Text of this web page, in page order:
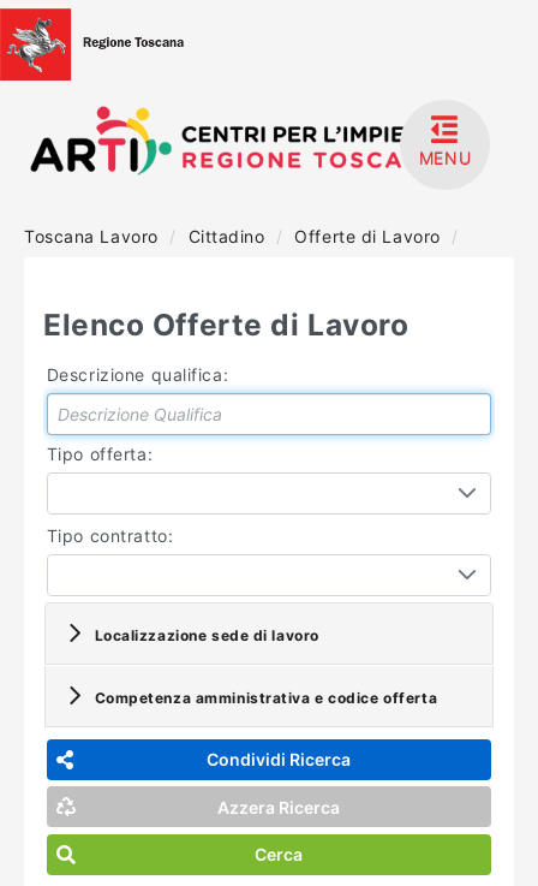
MENU
HOME
MANUALISTICA
Toscana Lavoro / Cittadino / Offerte di Lavoro /
Elenco Offerte di Lavoro
Descrizione qualifica:
Tipo offerta:
Tipo contratto:
Localizzazione sede di lavoro
Competenza amministrativa e codice offerta
Condividi Ricerca
Azzera Ricerca
Cerca